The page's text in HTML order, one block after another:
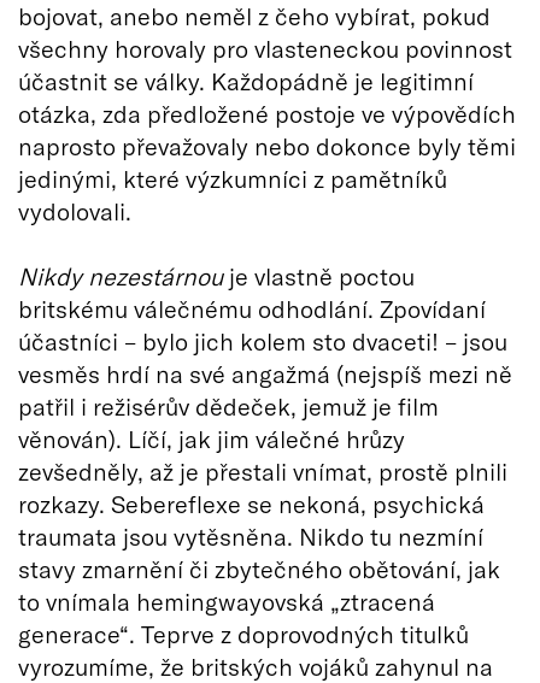
bojovat, anebo neměl z čeho vybírat, pokud
všechny horovaly pro vlasteneckou povinnost
účastnit se války. Každopádně je legitimní
otázka, zda předložené postoje ve výpovědích
naprosto převažovaly nebo dokonce byly těmi
jedinými, které výzkumníci z pamětníků
vydolovali.
Nikdy nezestárnou je vlastně poctou
britskému válečnému odhodlání. Zpovídaní
účastníci – bylo jich kolem sto dvaceti! – jsou
vesměs hrdí na své angažmá (nejspíš mezi ně
patřil i režisérův dědeček, jemuž je film
věnován). Líčí, jak jim válečné hrůzy
zevšedněly, až je přestali vnímat, prostě plnili
rozkazy. Sebereflexe se nekoná, psychická
traumata jsou vytěsněna. Nikdo tu nezmíní
stavy zmarnění či zbytečného obětování, jak
to vnímala hemingwayovská „ztracená
generace“. Teprve z doprovodných titulků
vyrozumíme, že britských vojáků zahynul na